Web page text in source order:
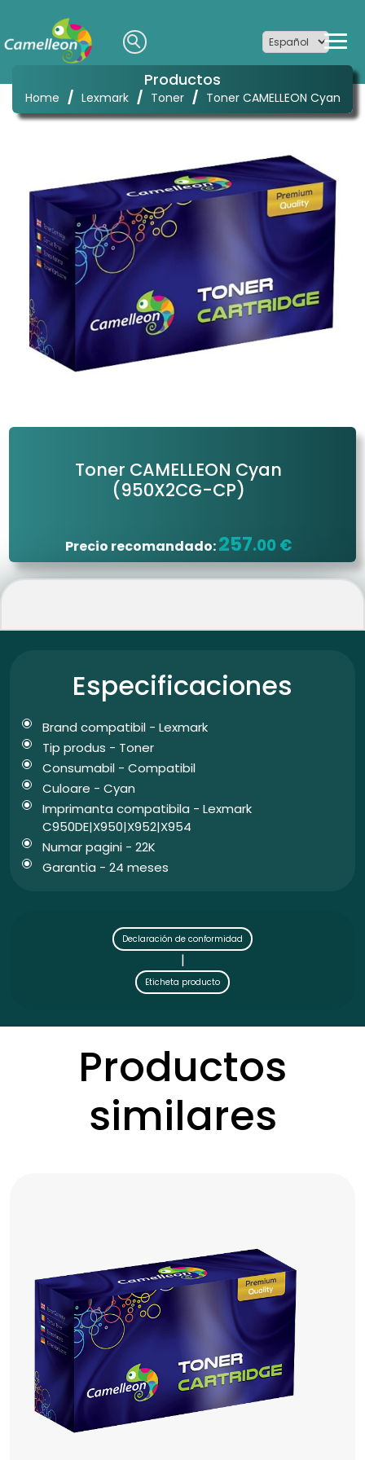
Productos
Home / Lexmark / Toner / Toner CAMELLEON Cyan
Toner CAMELLEON Cyan
(950X2CG-CP)
Precio recomandado:257.00 €
Especificaciones
Brand compatibil - Lexmark
Tip produs - Toner
Consumabil - Compatibil
Culoare - Cyan
Imprimanta compatibila - Lexmark
C950DE|X950|X952|X954
Numar pagini - 22K
Garantia - 24 meses
Declaración de conformidad
|
Eticheta producto
Productos
similares